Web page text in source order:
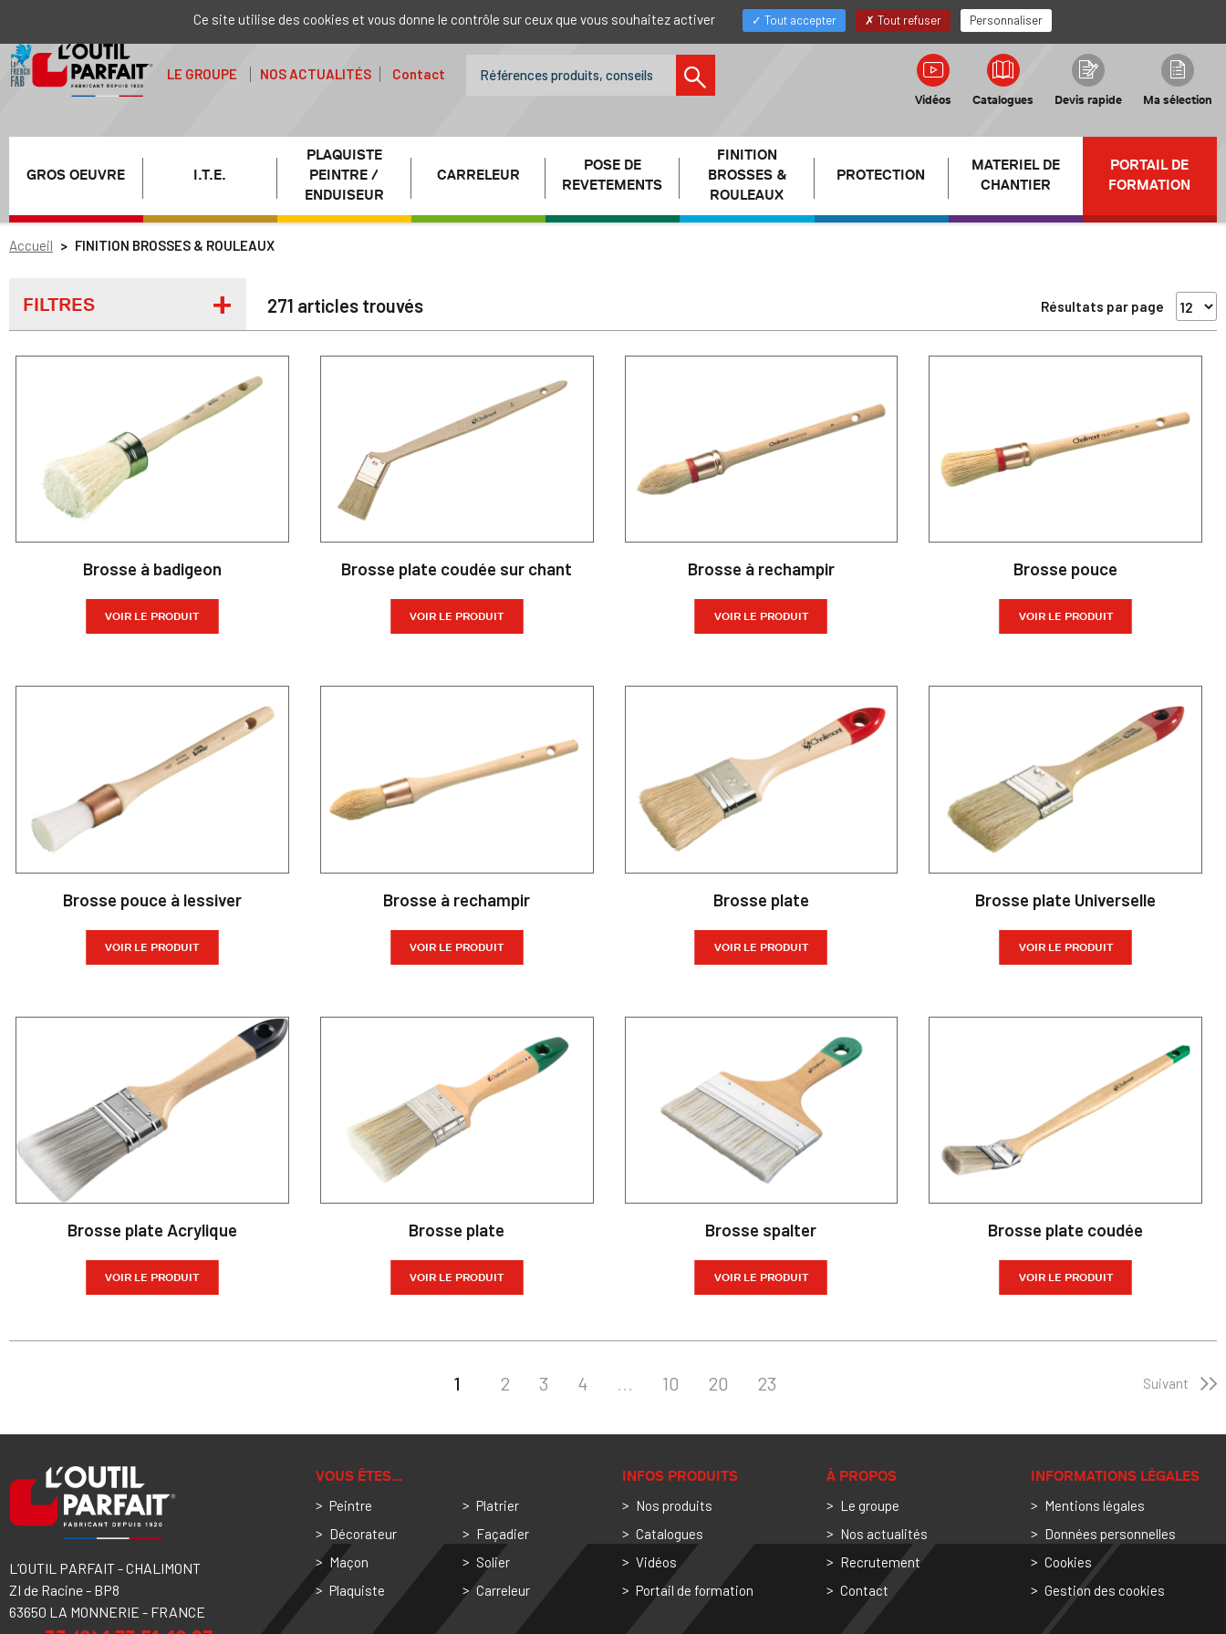
Mon compte Distributeur
LE GROUPE NOS ACTUALITÉS Contact
Vidéos Catalogues Devis rapide Ma sélection
GROS OEUVRE I.T.E.
PLAQUISTE
PEINTRE /
ENDUISEUR
CARRELEUR
POSE DE
REVETEMENTS
FINITION
BROSSES &
ROULEAUX
PROTECTION
MATERIEL DE
CHANTIER
PORTAIL DE
FORMATION
Accueil FINITION BROSSES & ROULEAUX
FILTRES 271 articles trouvés Résultats par page
Brosse à badigeon
VOIR LE PRODUIT
Brosse plate coudée sur chant
VOIR LE PRODUIT
Brosse à rechampir
VOIR LE PRODUIT
Brosse pouce
VOIR LE PRODUIT
Brosse pouce à lessiver
VOIR LE PRODUIT
Brosse à rechampir
VOIR LE PRODUIT
Brosse plate
VOIR LE PRODUIT
Brosse plate Universelle
VOIR LE PRODUIT
Brosse plate Acrylique
VOIR LE PRODUIT
Brosse plate
VOIR LE PRODUIT
Brosse spalter
VOIR LE PRODUIT
Brosse plate coudée
VOIR LE PRODUIT
1 2 3 4 ... 10 20 23 Suivant
L’OUTIL PARFAIT - CHALIMONT
ZI de Racine - BP8
63650 LA MONNERIE - FRANCE
VOUS ÊTES…
Peintre
Décorateur
Maçon
Plaquiste
Platrier
Façadier
Solier
Carreleur
INFOS PRODUITS
Nos produits
Catalogues
Vidéos
Portail de formation
À PROPOS
Le groupe
Nos actualités
Recrutement
Contact
INFORMATIONS LÉGALES
Mentions légales
Données personnelles
Cookies
Gestion des cookies
Ce site utilise des cookies et vous donne le contrôle sur ceux que vous souhaitez activer Tout accepter Tout refuser Personnaliser